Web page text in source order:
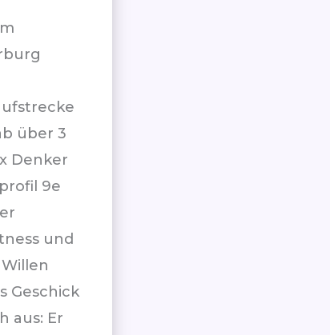
über 3
Denker
9e
und
Geschick
aus: Er